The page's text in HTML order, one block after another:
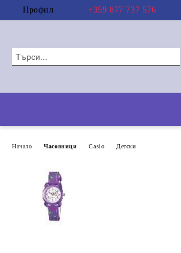
Профил +359 877 737 576
Начало Часовници Casio Детски